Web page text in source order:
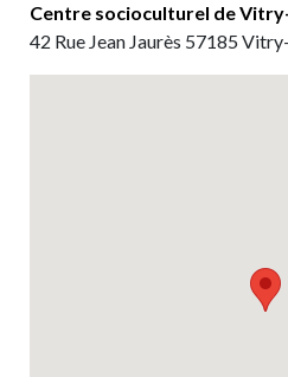
Centre socioculturel de
42 Rue Jean Jaurès 57185